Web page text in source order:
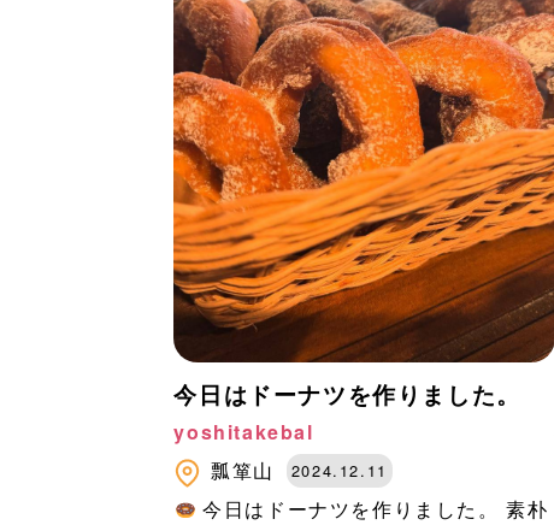
今日はドーナツを作りました。
yoshitakebal
瓢箪山
2024.12.11
今日はドーナツを作りました。 素朴